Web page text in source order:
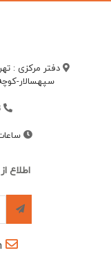
دفتر مرکزی :
سپهسالار-
اطلاع